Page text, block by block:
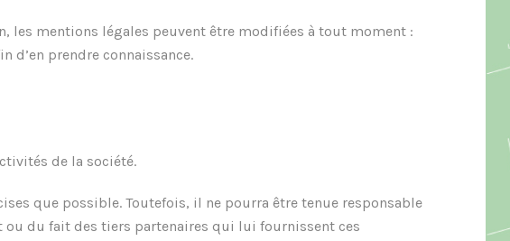
les mentions légales peuvent être modifiées à tout moment :
d’en prendre connaissance.
de la société.
que possible. Toutefois, il ne pourra être tenue responsable
ou du fait des tiers partenaires qui lui fournissent ces